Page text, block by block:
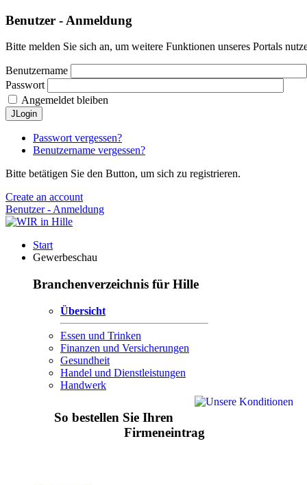
Benutzer - Anmeldung
Bitte melden Sie sich an, um weitere Funktionen unseres Portals
Benutzername
Passwort
Angemeldet bleiben
JLogin
Passwort vergessen?
Benutzername vergessen?
Bitte betätigen Sie den Button, um sich zu registrieren.
Create an account
Benutzer - Anmeldung
Start
Gewerbeschau
Branchenverzeichnis für Hille
Übersicht
Essen und Trinken
Finanzen und Versicherungen
Gesundheit
Handel und Dienstleistungen
Handwerk
So bestellen Sie Ihren
Firmeneintrag